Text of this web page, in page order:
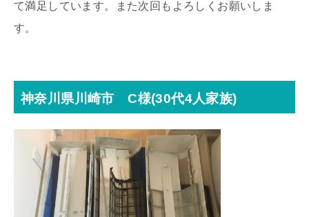
て満足しています。また次回もよろしくお願いしま
す。
神奈川県川崎市 C様(30代4人家族)